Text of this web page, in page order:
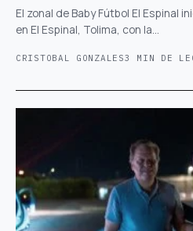
El zonal de Baby Fútbol El Espinal
en El Espinal, Tolima, con la…
CRISTOBAL GONZALES3 MIN DE